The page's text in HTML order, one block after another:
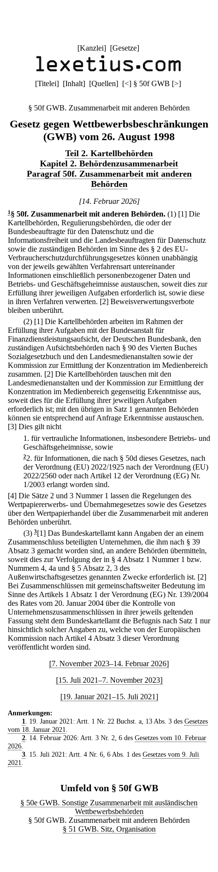
[Kanzlei] [Gesetze]
[Titelei] [Inhalt] [Quellen] [<] § 50f GWB [>]
§ 50f GWB. Zusammenarbeit mit anderen Behörden
Gesetz gegen Wettbewerbsbeschränkungen
(GWB) vom 26. August 1998
Teil 2. Kartellbehörden
Kapitel 2. Behördenzusammenarbeit
Paragraf 50f. Zusammenarbeit mit anderen
Behörden
[14. Februar 2026]
1 § 50f. Zusammenarbeit mit anderen Behörden. (1) [1] Die
Kartellbehörden, Regulierungsbehörden, die oder der
Bundesbeauftragte für den Datenschutz und die
Informationsfreiheit und die Landesbeauftragten für Datenschutz
sowie die zuständigen Behörden im Sinne des § 2 des EU-
Verbraucherschutzdurchführungsgesetzes können unabhängig
von der jeweils gewählten Verfahrensart untereinander
Informationen einschließlich personenbezogener Daten und
Betriebs- und Geschäftsgeheimnisse austauschen, soweit dies zur
Erfüllung ihrer jeweiligen Aufgaben erforderlich ist, sowie diese
in ihren Verfahren verwerten. [2] Beweisverwertungsverbote
bleiben unberührt.
(2) [1] Die Kartellbehörden arbeiten im Rahmen der
Erfüllung ihrer Aufgaben mit der Bundesanstalt für
Finanzdienstleistungsaufsicht, der Deutschen Bundesbank, den
zuständigen Aufsichtsbehörden nach § 90 des Vierten Buches
Sozialgesetzbuch und den Landesmedienanstalten sowie der
Kommission zur Ermittlung der Konzentration im Medienbereich
zusammen. [2] Die Kartellbehörden tauschen mit den
Landesmedienanstalten und der Kommission zur Ermittlung der
Konzentration im Medienbereich gegenseitig Erkenntnisse aus,
soweit dies für die Erfüllung ihrer jeweiligen Aufgaben
erforderlich ist; mit den übrigen in Satz 1 genannten Behörden
können sie entsprechend auf Anfrage Erkenntnisse austauschen.
[3] Dies gilt nicht
1. für vertrauliche Informationen, insbesondere Betriebs- und
Geschäftsgeheimnisse, sowie
22. für Informationen, die nach § 50d dieses Gesetzes, nach
der Verordnung (EU) 2022/1925 nach der Verordnung (EU)
2022/2560 oder nach Artikel 12 der Verordnung (EG) Nr.
1/2003 erlangt worden sind.
[4] Die Sätze 2 und 3 Nummer 1 lassen die Regelungen des
Wertpapiererwerbs- und Übernahmegesetzes sowie des Gesetzes
über den Wertpapierhandel über die Zusammenarbeit mit anderen
Behörden unberührt.
(3) 3[1] Das Bundeskartellamt kann Angaben der an einem
Zusammenschluss beteiligten Unternehmen, die ihm nach § 39
Absatz 3 gemacht worden sind, an andere Behörden übermitteln,
soweit dies zur Verfolgung der in § 4 Absatz 1 Nummer 1 bzw.
Nummern 4, 4a und § 5 Absatz 2, 3 des
Außenwirtschaftsgesetzes genannten Zwecke erforderlich ist. [2]
Bei Zusammenschlüssen mit gemeinschaftsweiter Bedeutung im
Sinne des Artikels 1 Absatz 1 der Verordnung (EG) Nr. 139/2004
des Rates vom 20. Januar 2004 über die Kontrolle von
Unternehmenszusammenschlüssen in ihrer jeweils geltenden
Fassung steht dem Bundeskartellamt die Befugnis nach Satz 1 nur
hinsichtlich solcher Angaben zu, welche von der Europäischen
Kommission nach Artikel 4 Absatz 3 dieser Verordnung
veröffentlicht worden sind.
[7. November 2023–14. Februar 2026]
[15. Juli 2021–7. November 2023]
[19. Januar 2021–15. Juli 2021]
Anmerkungen:
1. 19. Januar 2021: Artt. 1 Nr. 22 Buchst. a, 13 Abs. 3 des Gesetzes
vom 18. Januar 2021.
2. 14. Februar 2026: Artt. 3 Nr. 2, 6 des Gesetzes vom 10. Februar
2026.
3. 15. Juli 2021: Artt. 4 Nr. 6, 6 Abs. 1 des Gesetzes vom 9. Juli
2021.
Umfeld von § 50f GWB
§ 50e GWB. Sonstige Zusammenarbeit mit ausländischen
Wettbewerbsbehörden
§ 50f GWB. Zusammenarbeit mit anderen Behörden
§ 51 GWB. Sitz, Organisation